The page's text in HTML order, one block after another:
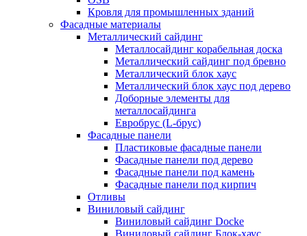
Кровля для промышленных зданий
Фасадные материалы
Металлический сайдинг
Металлосайдинг корабельная доска
Металлический сайдинг под бревно
Металлический блок хаус
Металлический блок хаус под дерево
Доборные элементы для
металлосайдинга
Евробрус (L-брус)
Фасадные панели
Пластиковые фасадные панели
Фасадные панели под дерево
Фасадные панели под камень
Фасадные панели под кирпич
Отливы
Виниловый сайдинг
Виниловый сайдинг Docke
Виниловый сайдинг Блок-хаус